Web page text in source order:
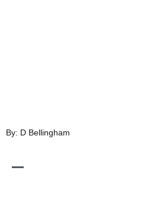
By: D Bellingham